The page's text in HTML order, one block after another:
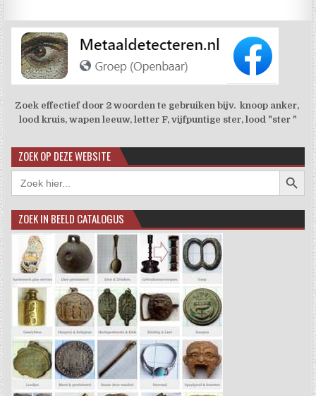
Zoek effectief door 2 woorden te gebruiken bijv. knoop anker,
lood kruis, wapen leeuw, letter F, vijfpuntige ster, lood "ster "
ZOEK OP DEZE WEBSITE
Zoek
naar:
ZOEK IN BEELD CATALOGUS